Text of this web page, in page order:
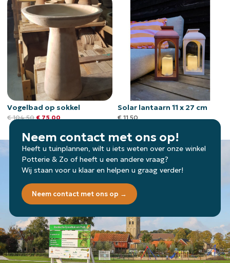
Vogelbad op sokkel
€104,50 € 75,00
Solar lantaarn 11 x 27 cm
€ 11,50
Neem contact met ons op!
Heeft u tuinplannen, wilt u iets weten over onze winkel
Potterie & Zo of heeft u een andere vraag?
Wij staan voor u klaar en helpen u graag verder!
Neem contact met ons op →